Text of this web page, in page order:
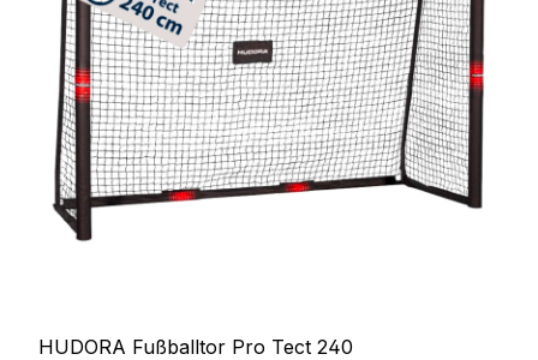
HUDORA Fußballtor Pro Tect 240